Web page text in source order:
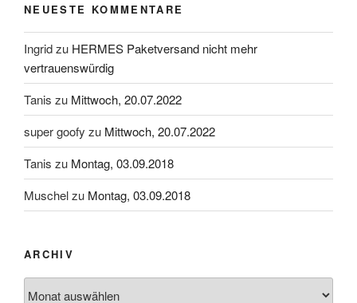
NEUESTE KOMMENTARE
Ingridzu HERMES Paketversand nicht mehr
vertrauenswürdig
Tanis zu Mittwoch, 20.07.2022
super goofy zu Mittwoch, 20.07.2022
Tanis zu Montag, 03.09.2018
Muschelzu Montag, 03.09.2018
ARCHIV